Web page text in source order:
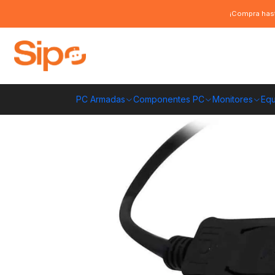
PC Armadas Componentes PC Monitores
¡Compra
Cable Mini Displayport